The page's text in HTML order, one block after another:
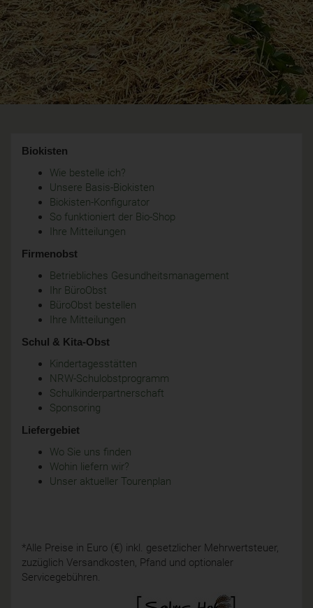
Biokisten
Wie bestelle ich?
Unsere Basis-Biokisten
Biokisten-Konfigurator
So funktioniert der Bio-Shop
Ihre Mitteilungen
Firmenobst
Betriebliches Gesundheitsmanagement
Ihr BüroObst
BüroObst bestellen
Ihre Mitteilungen
Schul & Kita-Obst
Kindertagesstätten
NRW-Schulobstprogramm
Schulkinderpartnerschaft
Sponsoring
Liefergebiet
Wo Sie uns finden
Wohin liefern wir?
Unser aktueller Tourenplan
*Alle Preise in Euro (€) inkl. gesetzlicher Mehrwertsteuer,
zuzüglich Versandkosten, Pfand und optionaler
Servicegebühren.